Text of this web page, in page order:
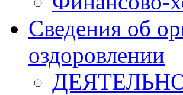
Сведения об
оздоровлении